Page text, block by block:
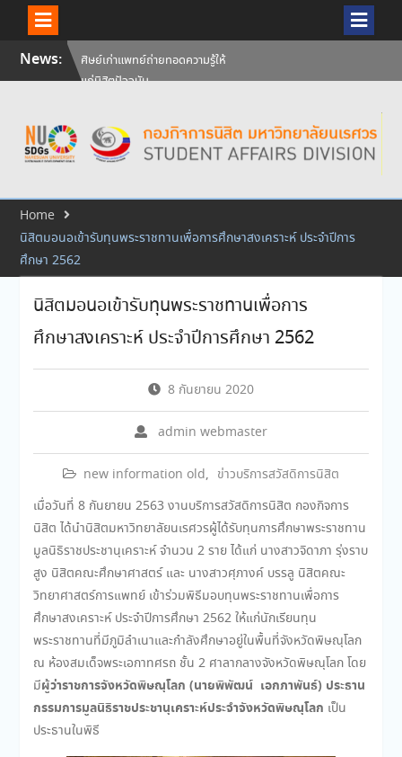
SkipNews:
ศิษย์เก่าแพทย์ถ่ายทอดความรู้ให้
แก่นิสิตปัจจุบัน
นเรศวร ครบรอบ 36 ปี 29
กรกฎาคม 2569
สัมภาษณ์นิสิตเพื่อพิจารณาเข้ารับ
ประจำปีการศึกษา 256
Home
นิสิตมอนอเข้ารับทุนพระราชทานเพื่อการศึกษาสงเคราะห์ ประจำปีการ
ศึกษา 2562
นิสิตมอนอเข้ารับทุนพระราชทานเพื่อการ
ศึกษาสงเคราะห์ ประจำปีการศึกษา 2562
8 กันยายน 2020
admin webmaster
new information old, ข่าวบริการสวัสดิการนิสิต
เมื่อวันที่ 8 กันยายน 2563 งานบริการสวัสดิการนิสิต กองกิจการ
นิสิต ได้นำนิสิตมหาวิทยาลัยนเรศวรผู้ได้รับทุนการศึกษาพระราชทาน
มูลนิธิราชประชานุเคราะห์ จำนวน 2 ราย ได้แก่ นางสาวจิดาภา รุ่งราบ
สูง นิสิตคณะศึกษาศาสตร์ และ นางสาวศุภางค์ บรรลู นิสิตคณะ
วิทยาศาสตร์การแพทย์ เข้าร่วมพิธีมอบทุนพระราชทานเพื่อการ
ศึกษาสงเคราะห์ ประจำปีการศึกษา 2562 ให้แก่นักเรียนทุน
พระราชทานที่มีภูมิลำเนาและกำลังศึกษาอยู่ในพื้นที่จังหวัดพิษณุโลก
ณ ห้องสมเด็จพระเอกาทศรถ ชั้น 2 ศาลากลางจังหวัดพิษณุโลก โดย
มีผู้ว่าราชการจังหวัดพิษณุโลก (นายพิพัฒน์ เอกภาพันธ์) ประธาน
กรรมการมูลนิธิราชประชานุเคราะห์ประจำจังหวัดพิษณุโลก เป็น
ประธานในพิธี